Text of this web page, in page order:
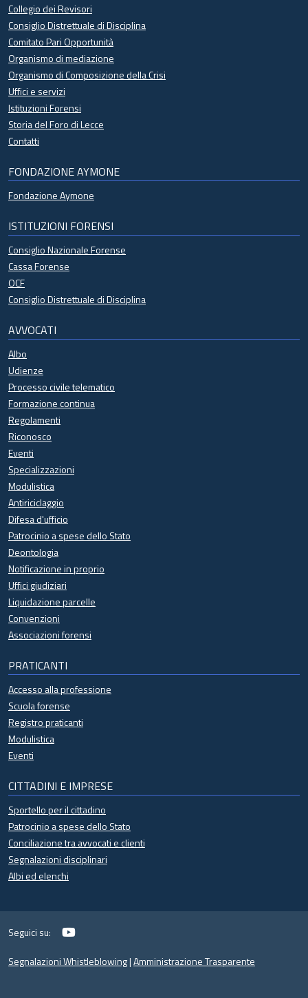
Collegio dei Revisori
Consiglio Distrettuale di Disciplina
Comitato Pari Opportunità
Organismo di mediazione
Organismo di Composizione della Crisi
Uffici e servizi
Istituzioni Forensi
Storia del Foro di Lecce
Contatti
FONDAZIONE AYMONE
Fondazione Aymone
ISTITUZIONI FORENSI
Consiglio Nazionale Forense
Cassa Forense
OCF
Consiglio Distrettuale di Disciplina
AVVOCATI
Albo
Udienze
Processo civile telematico
Formazione continua
Regolamenti
Riconosco
Eventi
Specializzazioni
Modulistica
Antiriciclaggio
Difesa d'ufficio
Patrocinio a spese dello Stato
Deontologia
Notificazione in proprio
Uffici giudiziari
Liquidazione parcelle
Convenzioni
Associazioni forensi
PRATICANTI
Accesso alla professione
Scuola forense
Registro praticanti
Modulistica
Eventi
CITTADINI E IMPRESE
Sportello per il cittadino
Patrocinio a spese dello Stato
Conciliazione tra avvocati e clienti
Segnalazioni disciplinari
Albi ed elenchi
Segnalazioni Whistleblowing|Amministrazione Trasparente
Seguici su: YouTube